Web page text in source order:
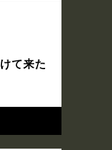
て来た